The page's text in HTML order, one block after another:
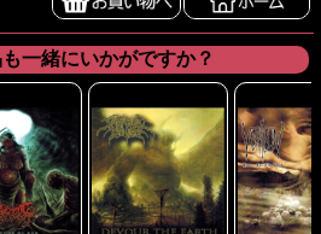
一緒にいかがですか？